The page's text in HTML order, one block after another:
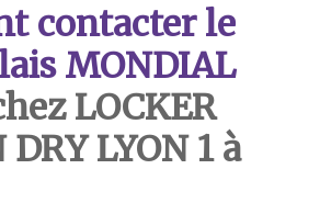
contacter le
MONDIAL
LOCKER
DRY LYON 1 à